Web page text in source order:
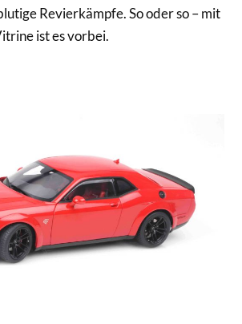
Revierkämpfe. So oder so – mit
ist es vorbei.